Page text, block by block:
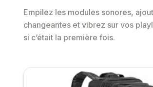
Empilez les modules sonores,
changeantes et vibrez sur vos
si c’était la première fois.